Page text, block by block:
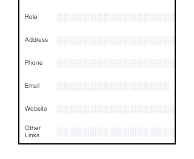
Role
Address
Phone
Email ░░░░░░░░░░░░░░░░░
Website
Other
Links